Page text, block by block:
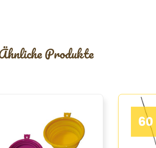
Produkte
60